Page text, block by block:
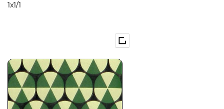
1x1/1